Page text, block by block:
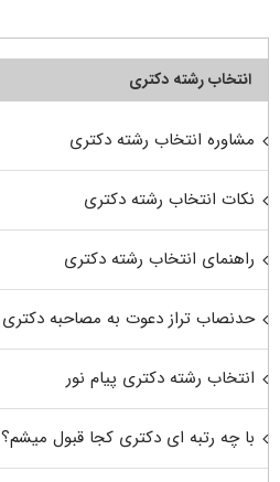
انتخاب رشته دکتری
مشاوره انتخاب رشته دکتری
نکات انتخاب رشته دکتری
راهنمای انتخاب رشته دکتری
حدنصاب تراز دعوت به مصاحبه دکتری
انتخاب رشته دکتری پیام نور
با چه رتبه ای دکتری کجا قبول میشم؟